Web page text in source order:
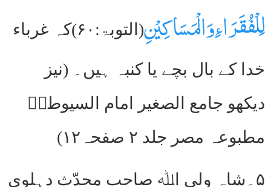
لِلْفُقَرَاءِ وَالْمَسَاکِیْنِ
(التوبۃ:۶۰)کہ غرباء
خدا کے بال بچے یا کنبہ ہیں۔ (نیز
دیکھو جامع الصغیر امام السیوطیؒ
مطبوعہ مصر جلد ۲ صفحہ۱۲)
۵۔شاہ ولی اﷲ صاحب محدّث دہلوی